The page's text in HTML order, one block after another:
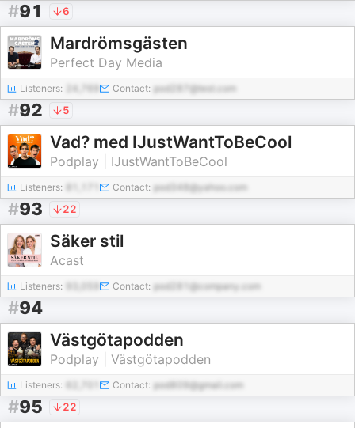
#91 6
Mardrömsgästen
Perfect Day Media
Listeners: Contact: pod287@test.com
#92 5
Vad? med IJustWantToBeCool
Podplay | IJustWantToBeCool
Listeners: Contact: pod348@yahoo.com
#93 22
Säker stil
Acast
Listeners: Contact: pod281@company.com
#94
Västgötapodden
Podplay | Västgötapodden
Listeners: Contact: pod809@gmail.com
#95 22